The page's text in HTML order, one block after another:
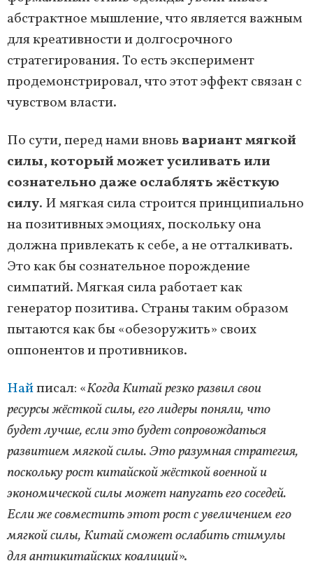
абстрактное мышление, что является важным
для креативности и долгосрочного
стратегирования. То есть эксперимент
продемонстрировал, что этот эффект связан с
чувством власти.
По сути, перед нами вновьвариант мягкой
силы, который может усиливать или
сознательно даже ослаблять жёсткую
силу. И мягкая сила строится принципиально
на позитивных эмоциях, поскольку она
должна привлекать к себе, а не отталкивать.
Это как бы сознательное порождение
симпатий. Мягкая сила работает как
генератор позитива. Страны таким образом
пытаются как бы «обезоружить» своих
оппонентов и противников.
Найписал: «Когда Китай резко развил свои
ресурсы жёсткой силы, его лидеры поняли, что
будет лучше, если это будет сопровождаться
развитием мягкой силы. Это разумная стратегия,
поскольку рост китайской жёсткой военной и
экономической силы может напугать его соседей.
Если же совместить этот рост с увеличением его
мягкой силы, Китай сможет ослабить стимулы
для антикитайских коалиций».